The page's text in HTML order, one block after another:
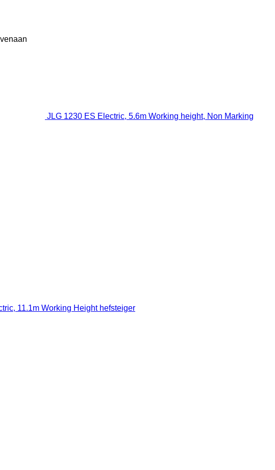
JLG 1230 ES Electric, 5.6m Working height, Non Marking
11.1m Working Height hefsteiger